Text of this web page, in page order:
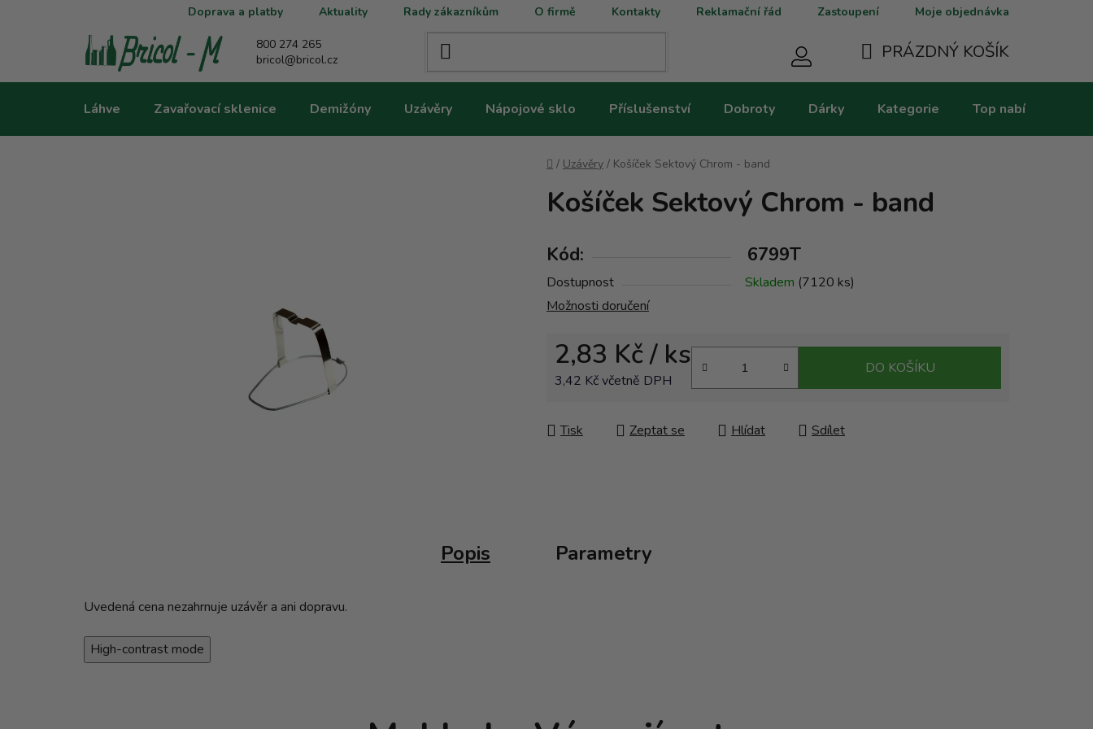
Doprava a platby Aktuality Rady zákazníkům O firmě Kontakty Reklamační řád Zastoupení Moje objednávka
800 274 265
bricol@bricol.cz
KOŠÍK
PRÁZDNÝ KOŠÍK
Láhve Zavařovací sklenice Demižóny Uzávěry Nápojové sklo Příslušenství Dobroty Dárky Kategorie Top nabídky
Domů
/ Uzávěry / Košíček Sektový Chrom - band
Košíček Sektový Chrom - band
Kód: 6799T
Dostupnost Skladem (7120 ks)
Možnosti doručení
2,83 Kč/ ks
3,42 Kč včetně DPH
DO KOŠÍKU
Tisk Zeptat se Hlídat Sdílet
Popis Parametry
Uvedená cena nezahrnuje uzávěr a ani dopravu.
High-contrast mode